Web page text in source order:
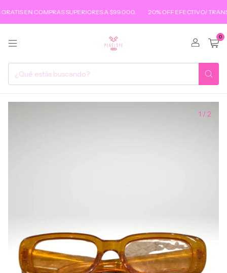
EN COMPRAS SUPERIORES A $99.000. 20% OFF EFECTIVO/
0
1 /2